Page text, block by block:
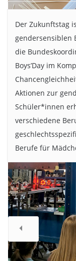
Selbst zu
Braunschweig
Der Zukunftstag
gendersensiblen
die
Boys’Day im
Aktionen zur
Schüler*innen
verschiedene
Berufe für